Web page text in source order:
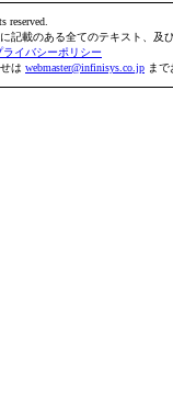
記載のある全てのテキスト、及
ライバシーポリシー
は webmaster@infinisys.co.jp ま